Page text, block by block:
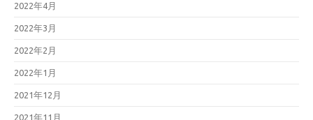
2022年4月
2022年3月
2022年2月
2022年1月
2021年12月
2021年11月